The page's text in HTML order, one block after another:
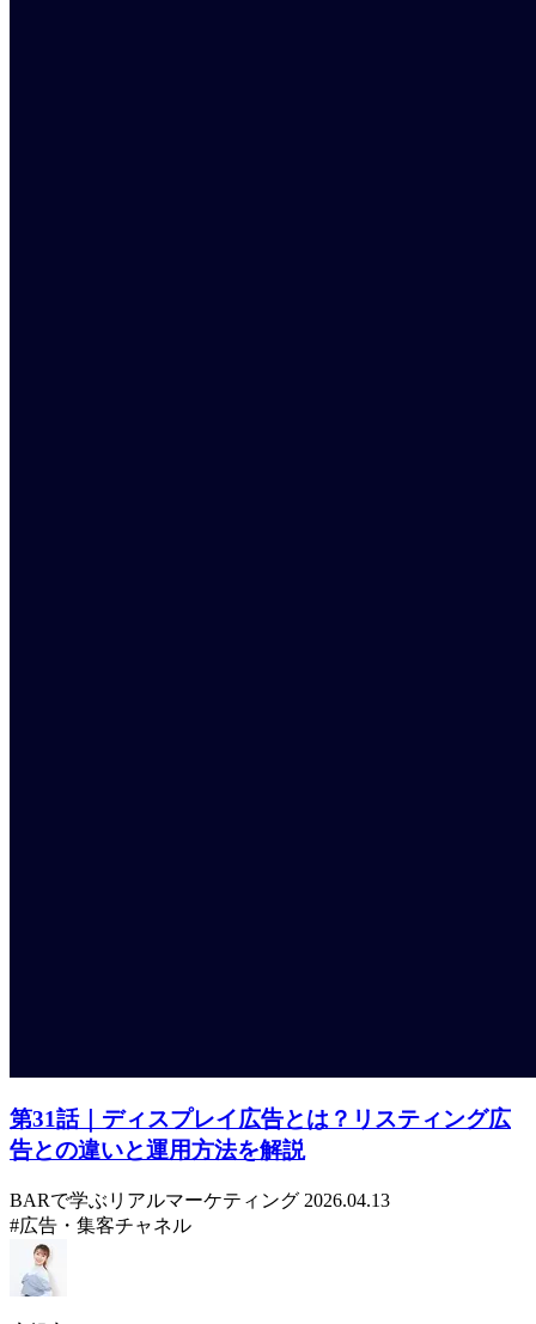
第31話｜ディスプレイ広告とは？リスティング広
告との違いと運用方法を解説
BARで学ぶリアルマーケティング 2026.04.13
#広告・集客チャネル